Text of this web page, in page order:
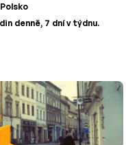
denně, 7 dní v týdnu.